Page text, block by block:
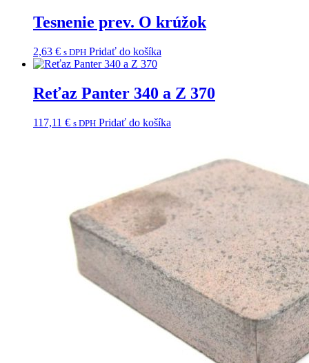
Tesnenie prev. O krúžok
2,63 € s DPH Pridať do košíka
Reťaz Panter 340 a Z 370
117,11 € s DPH Pridať do košíka